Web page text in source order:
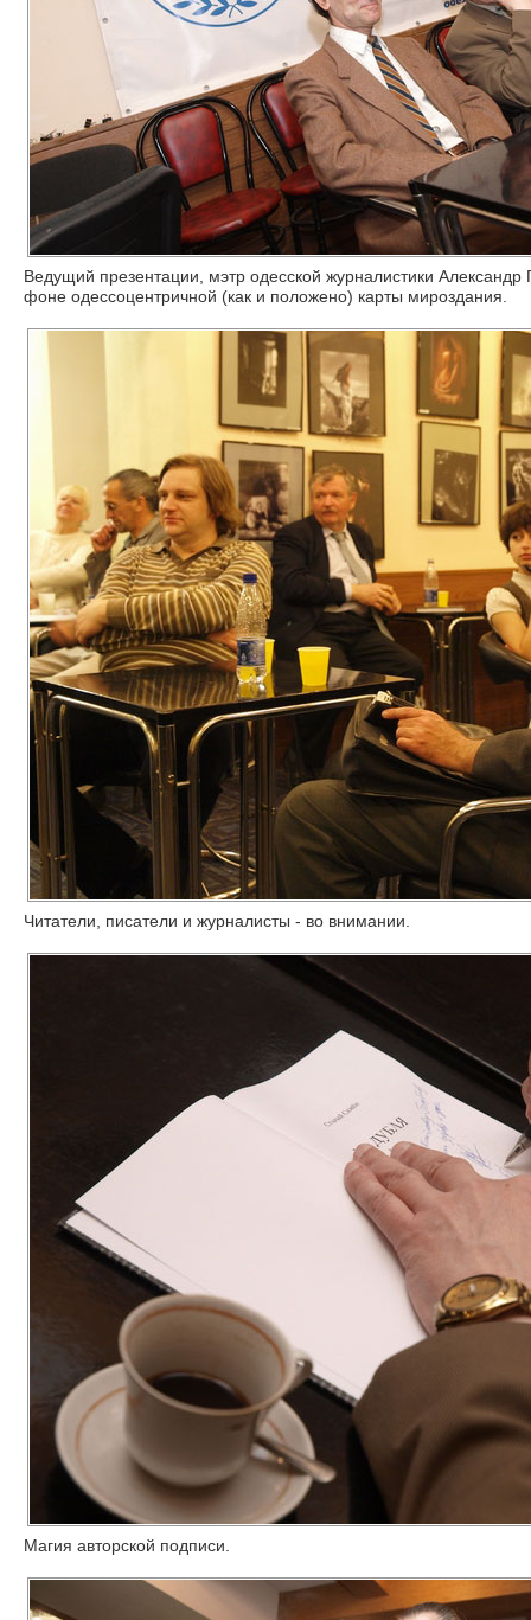
Ведущий презентации, мэтр одесской журналистики
фоне одессоцентричной (как и положено) карты мироздания.
Читатели, писатели и журналисты - во внимании.
Магия авторской подписи.